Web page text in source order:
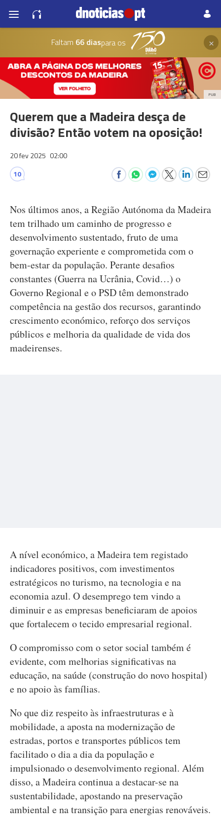
Faltam 66 diaspara os ×
PUB
Querem que a Madeira desça de
divisão? Então votem na oposição!
20 fev 2025 02:00
10
Nos últimos anos, a Região Autónoma da Madeira
tem trilhado um caminho de progresso e
desenvolvimento sustentado, fruto de uma
governação experiente e comprometida com o
bem-estar da população. Perante desafios
constantes (Guerra na Ucrânia, Covid…) o
Governo Regional e o PSD têm demonstrado
competência na gestão dos recursos, garantindo
crescimento económico, reforço dos serviços
públicos e melhoria da qualidade de vida dos
madeirenses.
A nível económico, a Madeira tem registado
indicadores positivos, com investimentos
estratégicos no turismo, na tecnologia e na
economia azul. O desemprego tem vindo a
diminuir e as empresas beneficiaram de apoios
que fortalecem o tecido empresarial regional.
O compromisso com o setor social também é
evidente, com melhorias significativas na
educação, na saúde (construção do novo hospital)
e no apoio às famílias.
No que diz respeito às infraestruturas e à
mobilidade, a aposta na modernização de
estradas, portos e transportes públicos tem
facilitado o dia a dia da população e
impulsionado o desenvolvimento regional. Além
disso, a Madeira continua a destacar-se na
sustentabilidade, apostando na preservação
ambiental e na transição para energias renováveis.